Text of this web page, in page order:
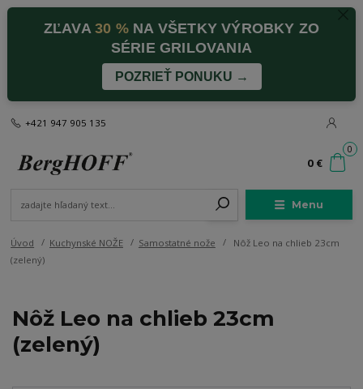
ZĽAVA30 %NA VŠETKY VÝROBKY ZO
SÉRIE GRILOVANIA
POZRIEŤ PONUKU →
Menu
+421 947 905 135
0
0 €
Úvod Kuchynské NOŽE Samostatné nože
Nôž Leo na chlieb 23cm
(zelený)
Nôž Leo na chlieb 23cm
(zelený)